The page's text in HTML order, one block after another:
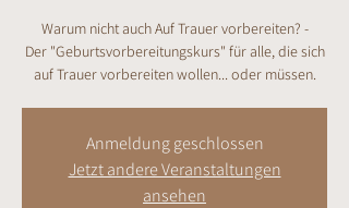
Warum nicht auch Auf Trauer vorbereiten? -
Der "Geburtsvorbereitungskurs" für alle, die sich
auf Trauer vorbereiten wollen... oder müssen.
Anmeldung geschlossen
Jetzt andere Veranstaltungen
ansehen